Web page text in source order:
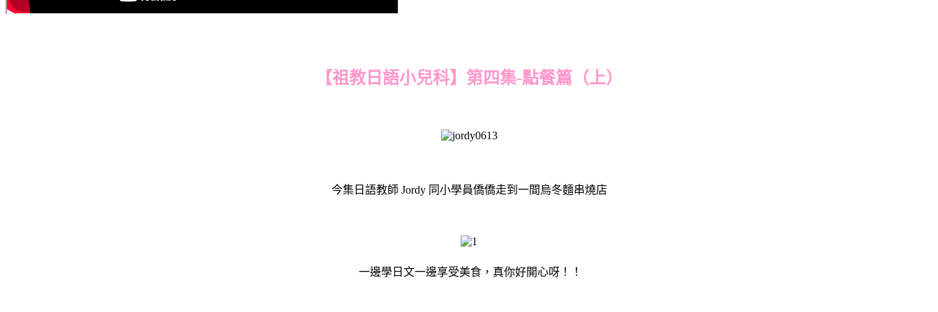
【祖教日語小兒科】第四集-點餐篇（上）
今集日語教師 Jordy 同小學員僑僑走到一間烏冬麵串燒店
一邊學日文一邊享受美食，真你好開心呀！！